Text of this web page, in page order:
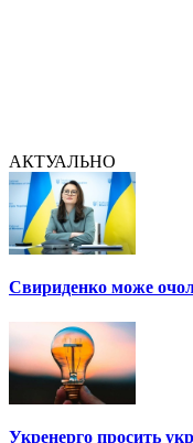
АКТУАЛЬНО
Свириденко може
Укренерго просить